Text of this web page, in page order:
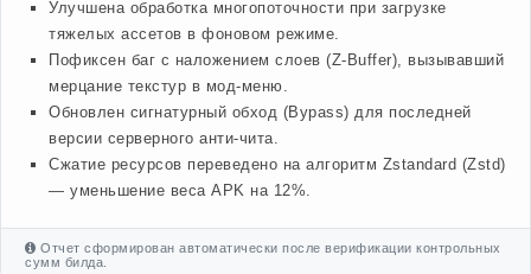
Улучшена обработка многопоточности при загрузке
тяжелых ассетов в фоновом режиме.
Пофиксен баг с наложением слоев (Z-Buffer), вызывавший
мерцание текстур в мод-меню.
Обновлен сигнатурный обход (Bypass) для последней
версии серверного анти-чита.
Сжатие ресурсов переведено на алгоритм Zstandard (Zstd)
— уменьшение веса APK на 12%.
Отчет сформирован автоматически после верификации контрольных
сумм билда.